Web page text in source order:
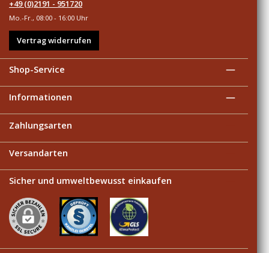
+49 (0)2191 - 951720
Mo.-Fr., 08:00 - 16:00 Uhr
Vertrag widerrufen
Shop-Service
Informationen
Zahlungsarten
Versandarten
Sicher und umweltbewusst einkaufen